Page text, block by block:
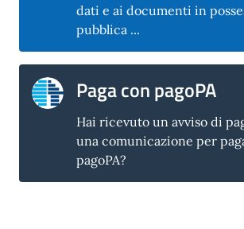
dati e ai documenti in
pubblica ...
Paga con pagoPA
Hai ricevuto un avviso di
una comunicazione per
pagoPA?